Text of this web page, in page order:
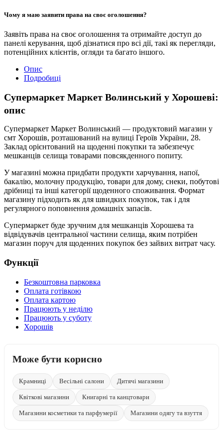
Чому я маю заявити права на своє оголошення?
Заявіть права на своє оголошення та отримайте доступ до
панелі керування, щоб дізнатися про всі дії, такі як перегляди,
потенційних клієнтів, огляди та багато іншого.
Опис
Подробиці
Супермаркет Маркет Волинський у Хорошеві:
опис
Супермаркет Маркет Волинський — продуктовий магазин у
смт Хорошів, розташований на вулиці Героїв України, 28.
Заклад орієнтований на щоденні покупки та забезпечує
мешканців селища товарами повсякденного попиту.
У магазині можна придбати продукти харчування, напої,
бакалію, молочну продукцію, товари для дому, снеки, побутові
дрібниці та інші категорії щоденного споживання. Формат
магазину підходить як для швидких покупок, так і для
регулярного поповнення домашніх запасів.
Супермаркет буде зручним для мешканців Хорошева та
відвідувачів центральної частини селища, яким потрібен
магазин поруч для щоденних покупок без зайвих витрат часу.
Функції
Безкоштовна парковка
Оплата готівкою
Оплата картою
Працюють у неділю
Працюють у суботу
Хорошів
Може бути корисно
Крамниці Весільні салони Дитячі магазини
Квіткові магазини Книгарні та канцтовари
Магазини косметики та парфумерії Магазини одягу та взуття